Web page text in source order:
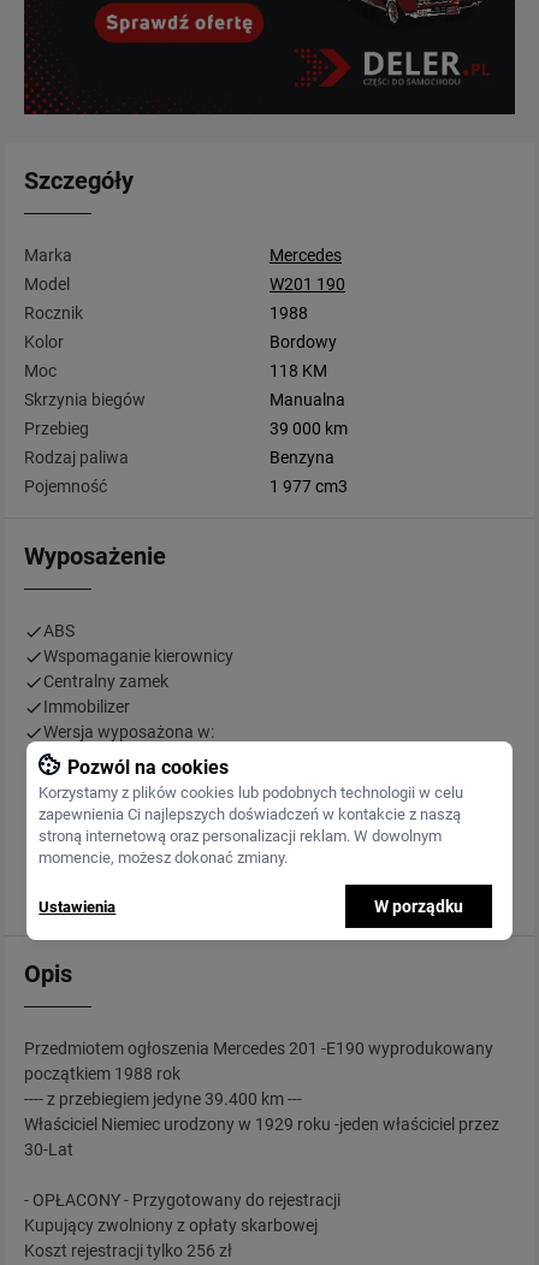
Szczegóły
Marka
Mercedes
Model
W201 190
Rocznik
1988
Kolor
Bordowy
Moc
118 KM
Skrzynia biegów
Manualna
Przebieg
39 000 km
Rodzaj paliwa
Benzyna
Pojemność
1 977 cm3
Wyposażenie
ABS
Wspomaganie kierownicy
Centralny zamek
Immobilizer
Wersja wyposażona w:
Ekonomiczny silnik
Manualna skrzynia
Wnętrze w bardzo dobrym stanie.
Radio
wspomaganie kierownicy
Opis
Przedmiotem ogłoszenia Mercedes 201 -E190 wyprodukowany
początkiem 1988 rok
---- z przebiegiem jedyne 39.400 km ---
Właściciel Niemiec urodzony w 1929 roku -jeden właściciel przez
30-Lat
- OPŁACONY - Przygotowany do rejestracji
Kupujący zwolniony z opłaty skarbowej
Koszt rejestracji tylko 256 zł
Pozwól na cookies
Korzystamy z plików cookies lub podobnych technologii w celu
zapewnienia Ci najlepszych doświadczeń w kontakcie z naszą
stroną internetową oraz personalizacji reklam. W dowolnym
momencie, możesz dokonać zmiany.
Ustawienia W porządku